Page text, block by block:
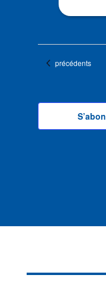
Évènements
précédents